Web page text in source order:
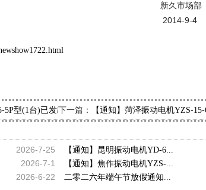
场部
9-4
5P型(1台)已发出，请范厂长查收
下一篇： 【通知】菏泽振动电机YZS-
2026-7-25
【通知】昆明振动电机YD-6...
2026-7-1 【通知】焦作振动电机YZS-...
2026-6-22 二零二六年端午节放假通知...